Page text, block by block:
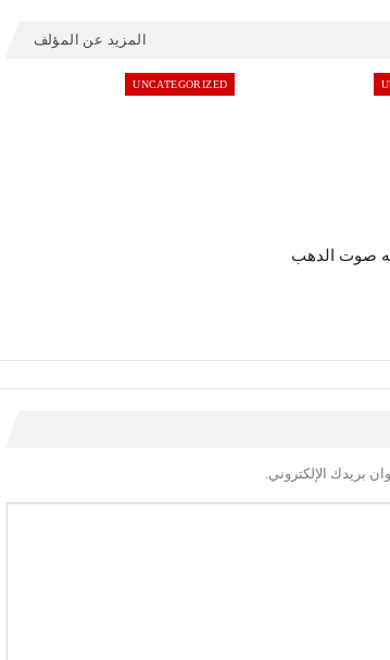
المزيد عن المؤلف
صوت الدهب
UNCATEGORIZED
بريدك الإلكتروني.